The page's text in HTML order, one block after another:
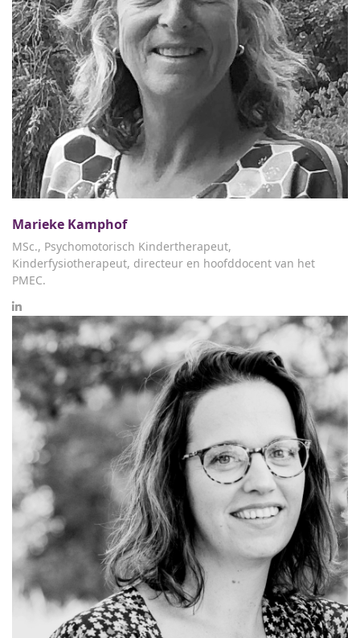
Marieke Kamphof
MSc., Psychomotorisch Kindertherapeut,
Kinderfysiotherapeut, directeur en hoofddocent van het
PMEC.